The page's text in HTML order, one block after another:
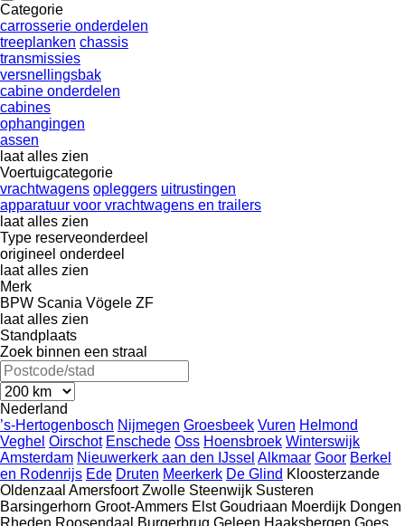
Categorie
carrosserie onderdelen
treeplanken chassis
transmissies
versnellingsbak
cabine onderdelen
cabines
ophangingen
assen
laat alles zien
Voertuigcategorie
vrachtwagens opleggers uitrustingen
apparatuur voor vrachtwagens en trailers
laat alles zien
Type reserveonderdeel
origineel onderdeel
laat alles zien
Merk
BPW Scania Vögele ZF
laat alles zien
Standplaats
Zoek binnen een straal
Nederland
’s-Hertogenbosch Nijmegen Groesbeek Vuren Helmond
Veghel Oirschot Enschede Oss Hoensbroek Winterswijk
Amsterdam Nieuwerkerk aan den IJssel Alkmaar Goor Berkel
en Rodenrijs Ede Druten Meerkerk De Glind Kloosterzande
Oldenzaal Amersfoort Zwolle Steenwijk Susteren
Barsingerhorn Groot-Ammers Elst Goudriaan Moerdijk Dongen
Rheden Roosendaal Burgerbrug Geleen Haaksbergen Goes